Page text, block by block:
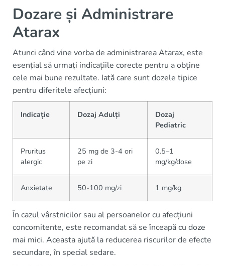
Dozare și Administrare
Atarax
Atunci când vine vorba de administrarea Atarax, este
esențial să urmați indicațiile corecte pentru a obține
cele mai bune rezultate. Iată care sunt dozele tipice
pentru diferitele afecțiuni:
Indicație Dozaj Adulți
Dozaj
Pediatric
Pruritus
alergic
25 mg de 3-4 ori
pe zi
0.5–1
mg/kg/dose
Anxietate 50-100 mg/zi 1 mg/kg
În cazul vârstnicilor sau al persoanelor cu afecțiuni
concomitente, este recomandat să se înceapă cu doze
mai mici. Aceasta ajută la reducerea riscurilor de efecte
secundare, în special sedare.